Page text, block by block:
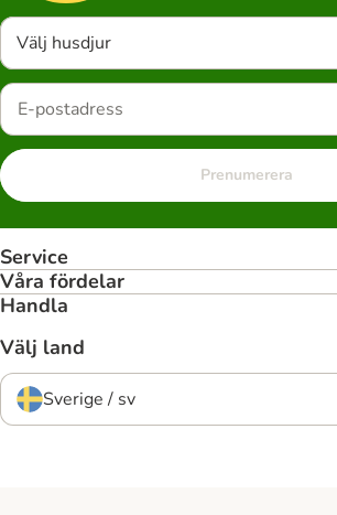
Välj husdjur
Prenumerera
Service
Våra fördelar
Handla
Välj land
Sverige / sv